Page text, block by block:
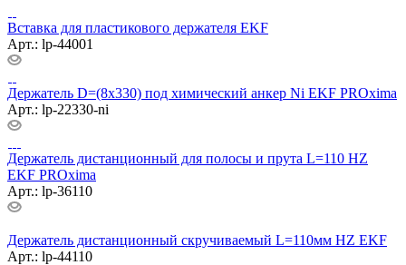
Вставка для пластикового держателя EKF
Арт.: lp-44001
Держатель D=(8х330) под химический анкер Ni EKF PROxima
Арт.: lp-22330-ni
Держатель дистанционный для полосы и прута L=110 HZ
EKF PROxima
Арт.: lp-36110
Держатель дистанционный скручиваемый L=110мм HZ EKF
Арт.: lp-44110